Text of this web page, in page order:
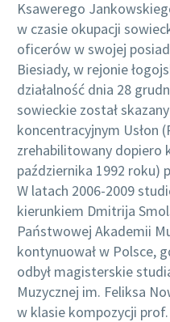
Ksawerego
w czasie okupacji
oficerów w swojej
Biesiady, w rejonie
działalność dnia 28
sowieckie został
koncentracyjnym Usłon
zrehabilitowany dopiero
października 1992 roku)
W latach 2006-2009
kierunkiem Dmitrija
Państwowej Akademii
kontynuował w Polsce,
odbył magisterskie
Muzycznej im. Feliksa
w klasie kompozycji